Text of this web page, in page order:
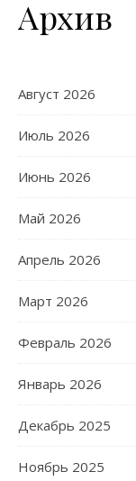
Архив
Август 2026
Июль 2026
Июнь 2026
Май 2026
Апрель 2026
Март 2026
Февраль 2026
Январь 2026
Декабрь 2025
Ноябрь 2025